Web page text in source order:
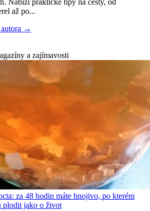
až po...
autora →
a zajímavosti
za 48 hodin máte hnojivo, po kterém
plodit jako o život